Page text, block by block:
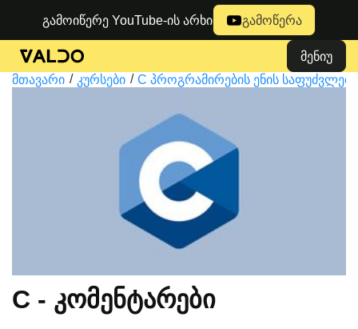
გამოიწერე YouTube-ის არხი გამოწერა
მენიუ
მთავარი
კურსები C პროგრამირების ენის საფუძვლები
C - კომენტარები